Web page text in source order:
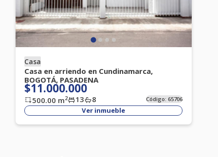
Casa
Casa en arriendo en Cundinamarca,
BOGOTÁ, PASADENA
$11.000.000
500.00 m2 13 8 Código:65706
Ver inmueble